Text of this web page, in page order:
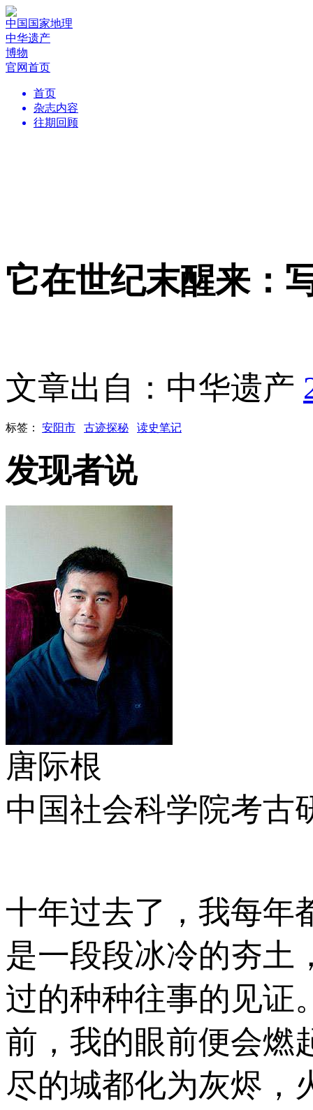
中国国家地理
中华遗产
博物
官网首页
首页
杂志内容
往期回顾
它在世纪末醒来：
文章出自：中华遗产
标签： 安阳市 古迹探秘 读史笔记
发现者说
唐际根
中国社会科学院考古
十年过去了，我每年
是一段段冰冷的夯土
过的种种往事的见证
前，我的眼前便会燃
尽的城都化为灰烬，